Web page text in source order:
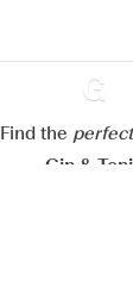
Find the perfect
Gin &